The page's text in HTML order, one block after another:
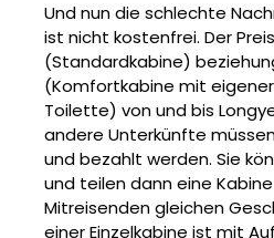
Und nun die schlechte
ist nicht kostenfrei. Der
(Standardkabine)
(Komfortkabine mit
Toilette) von und bis
andere Unterkünfte
und bezahlt werden. Sie
und teilen dann eine
Mitreisenden gleichen
einer Einzelkabine ist mit